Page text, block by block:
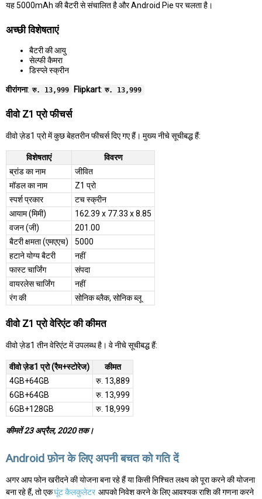
यह 5000mAh की बैटरी से संचालित है और Android Pie पर चलता है।
अच्छी विशेषताएं
बैटरी की आयु
सेल्फी कैमरा
डिस्प्ले स्क्रीन
वीरांगना: रु. 13,999 Flipkart: रु. 13,999
वीवो Z1 प्रो फीचर्स
वीवो ज़ेड1 प्रो में कुछ बेहतरीन फीचर्स दिए गए हैं। मुख्य नीचे सूचीबद्ध हैं:
विशेषताएं
विवरण
ब्रांड का नाम
जीवित
मॉडल का नाम
Z1 प्रो
स्पर्श प्रकार
टच स्क्रीन
आयाम (मिमी)
162.39 x 77.33 x 8.85
वजन (जी)
201.00
बैटरी क्षमता (एमएएच)
5000
हटाने योग्य बैटरी
नहीं
फास्ट चार्जिंग
संपदा
वायरलेस चार्जिंग
नहीं
रंग की
सोनिक ब्लैक, सोनिक ब्लू
वीवो Z1 प्रो वेरिएंट की कीमत
वीवो ज़ेड1 तीन वेरिएंट में उपलब्ध है। वे नीचे सूचीबद्ध हैं:
वीवो ज़ेड1 प्रो (रैम+स्टोरेज)
कीमत
4GB+64GB
रु. 13,889
6GB+64GB
रु. 13,999
6GB+128GB
रु. 18,999
कीमतें 23 अप्रैल, 2020 तक।
Android फ़ोन के लिए अपनी बचत को गति दें
अगर आप फोन खरीदने की योजना बना रहे हैं या किसी निश्चित लक्ष्य को पूरा करने की योजना
बना रहे हैं, तो एकघूंट कैलकुलेटर आपको निवेश करने के लिए आवश्यक राशि की गणना करने